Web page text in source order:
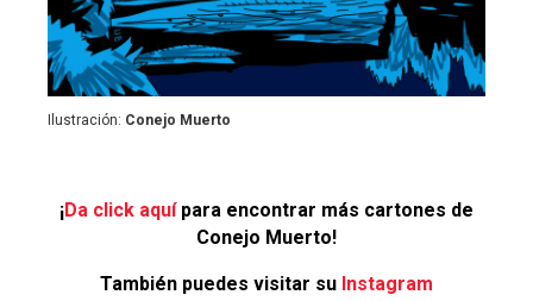
Ilustración: Conejo Muerto
¡Da click aquípara encontrar más cartones de
Conejo Muerto!
También puedes visitar su Instagram